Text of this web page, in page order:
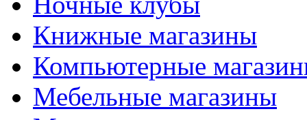
Книжные магазины
Компьютерные
Мебельные магазины